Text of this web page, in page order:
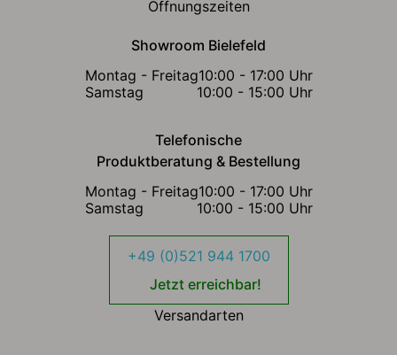
Öffnungszeiten
Showroom Bielefeld
Montag - Freitag10:00 - 17:00 Uhr
Samstag
10:00 - 15:00 Uhr
Telefonische
Produktberatung & Bestellung
Montag - Freitag10:00 - 17:00 Uhr
Samstag
10:00 - 15:00 Uhr
+49 (0)521 944 1700
Jetzt erreichbar!
Versandarten